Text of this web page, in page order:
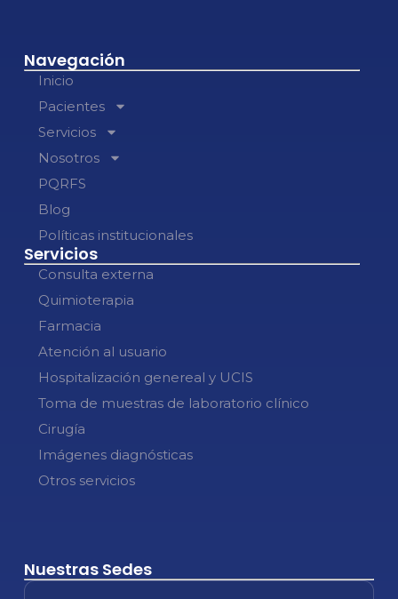
Navegación
Inicio
Pacientes
Servicios
Nosotros
PQRFS
Blog
Políticas institucionales
Servicios
Consulta externa
Quimioterapia
Farmacia
Atención al usuario
Hospitalización genereal y UCIS
Toma de muestras de laboratorio clínico
Cirugía
Imágenes diagnósticas
Otros servicios
Nuestras Sedes